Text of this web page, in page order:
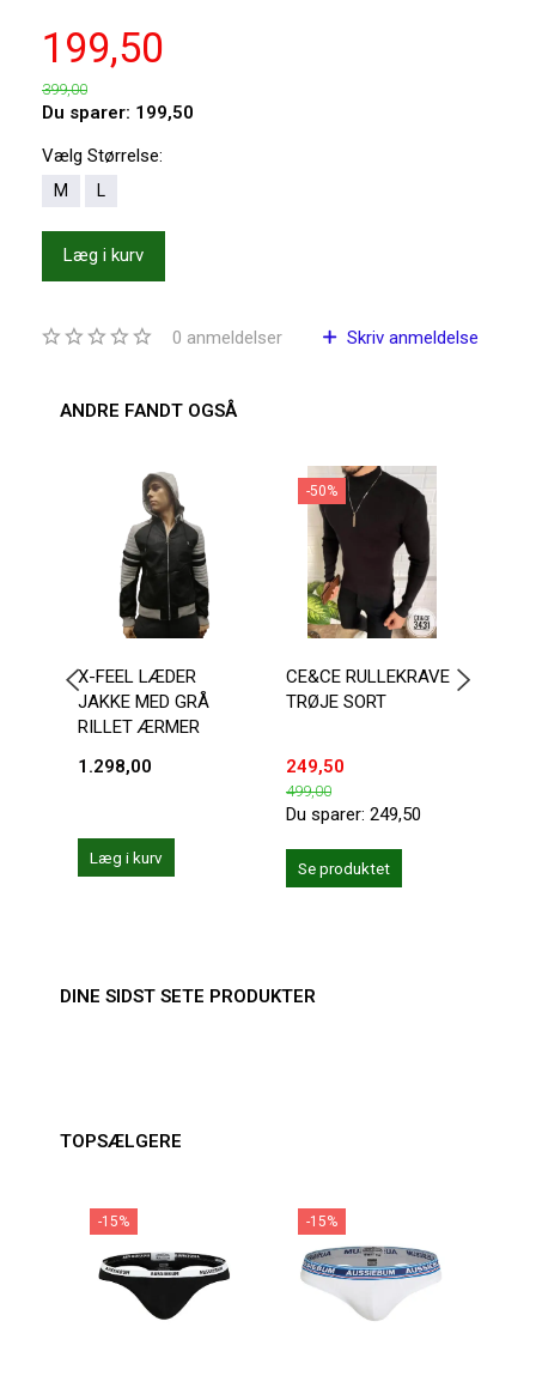
199,50
399,00
Du sparer: 199,50
Vælg Størrelse:
M L
Læg i kurv
0 anmeldelser Skriv anmeldelse
ANDRE FANDT OGSÅ
X-FEEL LÆDER
JAKKE MED GRÅ
RILLET ÆRMER
1.298,00
Læg i kurv
-50%
CE&CE RULLEKRAVE
TRØJE SORT
249,50
499,00
Du sparer: 249,50
Se produktet
DINE SIDST SETE PRODUKTER
TOPSÆLGERE
-15% -15%